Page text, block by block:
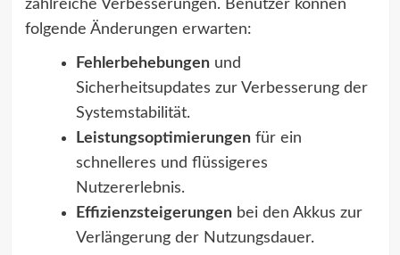
zahlreiche Verbesserungen. Benutzer können
folgende Änderungen erwarten:
Fehlerbehebungenund
Sicherheitsupdates zur Verbesserung der
Systemstabilität.
Leistungsoptimierungenfür ein
schnelleres und flüssigeres
Nutzererlebnis.
Effizienzsteigerungenbei den Akkus zur
Verlängerung der Nutzungsdauer.